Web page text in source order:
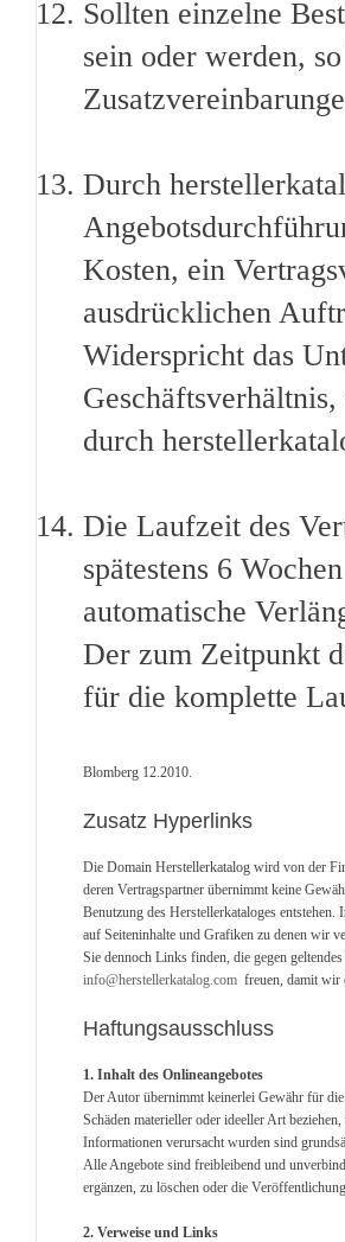
Sollten einzelne
sein oder werden,
Durch
Kosten, ein
ausdrücklichen
Widerspricht das
durch
Die Laufzeit des
spätestens 6
automatische
Der zum Zeitpunkt
für die komplette
Blomberg 12.2010.
Zusatz Hyperlinks
Die Domain Herstellerkatalog wird von der
deren Vertragspartner übernimmt keine
Benutzung des Herstellerkataloges
auf Seiteninhalte und Grafiken zu denen wir
Sie dennoch Links finden, die gegen
info@herstellerkatalog.com freuen, damit wir
Haftungsausschluss
1. Inhalt des Onlineangebotes
Der Autor übernimmt keinerlei Gewähr für
Schäden materieller oder ideeller Art
Informationen verursacht wurden sind
Alle Angebote sind freibleibend und
ergänzen, zu löschen oder die
2. Verweise und Links